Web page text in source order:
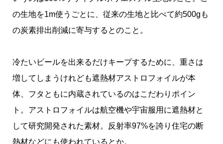
の生地を1m使うごとに、従来の生地と比べて約500gも
の炭素排出削減に寄与するとのこと。
冷たいビールを出来るだけキープするために、重さは
増してしまうけれども遮熱材アストロフォイルが本
体、フタともに内蔵されているのはこだわりポイン
ト。アストロフォイルは航空機や宇宙服用に遮熱材と
して研究開発された素材。反射率97%を誇り住宅の断
熱材などにも使われているとか。